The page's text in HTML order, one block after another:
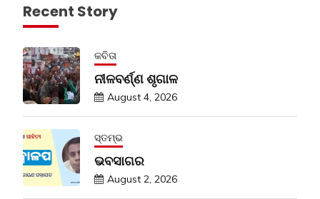
Recent Story
କବିତା
ନୀଳବର୍ଣ୍ଣ ଶୃଗାଳ
August 4, 2026
ସ୍ତମ୍ଭ
ଭବସାଗର
August 2, 2026